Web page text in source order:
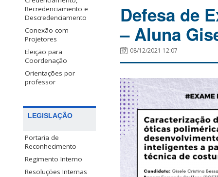
Recredenciamento e
Descredenciamento
Conexão com
Projetores
Eleição para
Coordenação
Orientações por
professor
LEGISLAÇÃO
Portaria de
Reconhecimento
Regimento Interno
Resoluções Internas
Defesa de
– Aluna
08/12/2021 12:07